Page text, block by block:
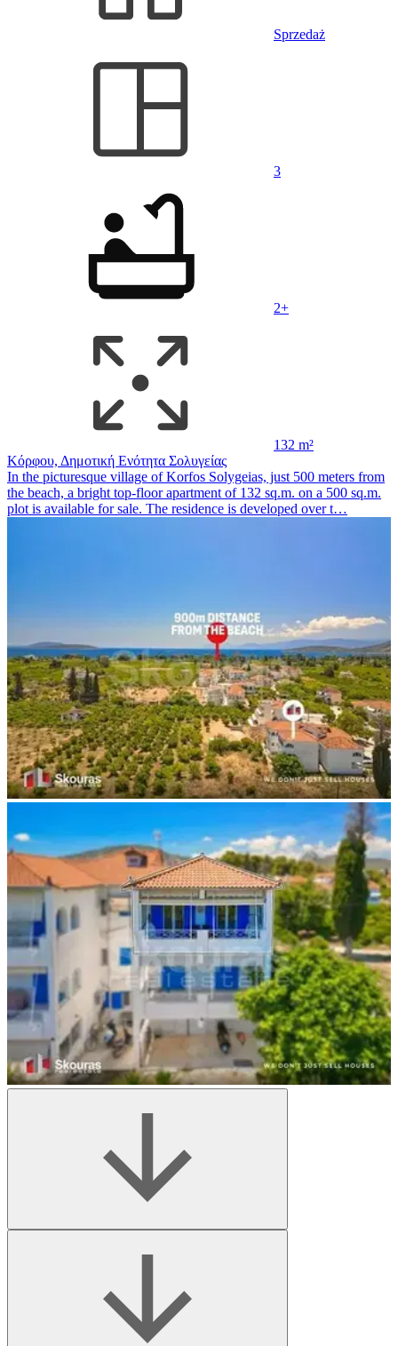
Sprzedaż
3
2+
132 m²
Κόρφου, Δημοτική Ενότητα Σολυγείας
In the picturesque village of Korfos Solygeias, just 500 meters from
the beach, a bright top-floor apartment of 132 sq.m. on a 500 sq.m.
plot is available for sale. The residence is developed over t…